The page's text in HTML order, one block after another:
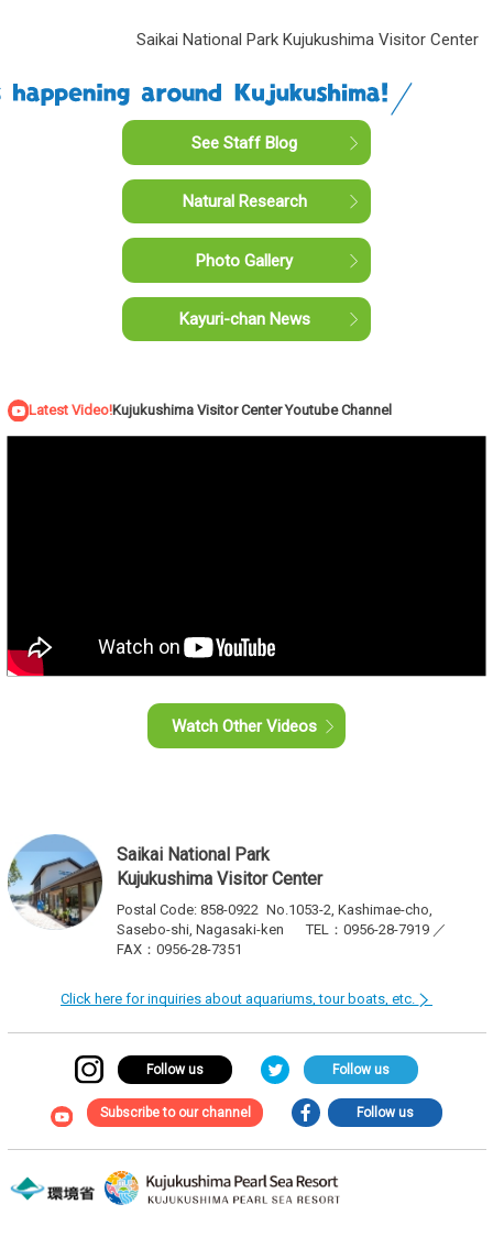
Saikai National Park Kujukushima Visitor Center
Natural Research
See Staff Blog
Photo Gallery
Kayuri-chan News
Latest Video!Kujukushima Visitor Center Youtube Channel
Watch Other Videos
Saikai National Park
Kujukushima Visitor Center
Postal Code: 858-0922 No.1053-2, Kashimae-cho,
Sasebo-shi, Nagasaki-ken
TEL：0956-28-7919 ／
FAX：0956-28-7351
Click here for inquiries about aquariums, tour boats, etc.
Follow us Follow us
Subscribe to our channel Follow us